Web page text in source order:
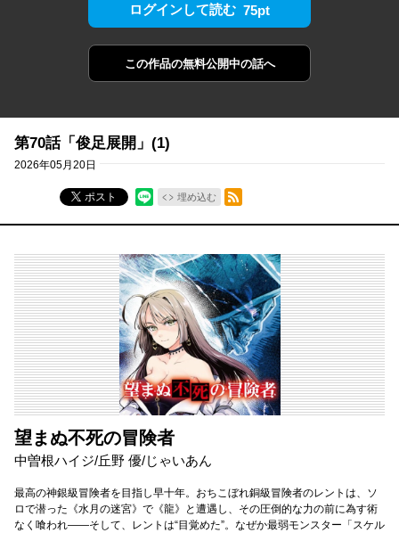
ログインして読む 75pt
この作品の無料公開中の話へ
第70話「俊足展開」(1)
2026年05月20日
ポスト 埋め込む
RSSフィード
望まぬ不死の冒険者
中曽根ハイジ/丘野 優/じゃいあん
最高の神銀級冒険者を目指し早十年。おちこぼれ銅級冒険者のレントは、ソ
ロで潜った《水月の迷宮》で《龍》と遭遇し、その圧倒的な力の前に為す術
なく喰われ――そして、レントは“目覚めた”。なぜか最弱モンスター「スケル